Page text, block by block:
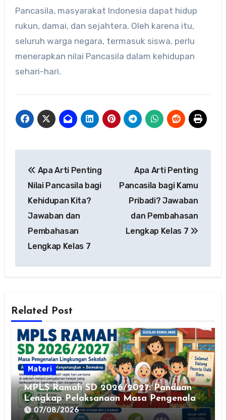
Pancasila, masyarakat Indonesia dapat hidup
rukun, damai, dan sejahtera. Oleh karena itu,
seluruh warga negara, termasuk siswa, perlu
menerapkan nilai Pancasila dalam kehidupan
sehari-hari.
pos
Apa Arti Penting
Nilai Pancasila bagi
Kehidupan Kita?
Jawaban dan
Pembahasan
Lengkap Kelas 7
Apa Arti Penting
Pancasila bagi Kamu
Pribadi? Jawaban
dan Pembahasan
Lengkap Kelas 7
Related Post
Materi
MPLS Ramah SD 2026/2027: Panduan
Lengkap Pelaksanaan Masa Pengenalan
Lingkungan Sekolah yang Aman,
07/08/2026